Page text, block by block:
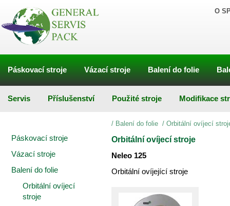
O
Páskovací stroje Vázací stroje Balení do folie
Servis Příslušenství Použité stroje Modifikace
Páskovací stroje
Vázací stroje
Balení do folie
Orbitální ovíjecí
stroje
/ Balení do folie / Orbitální ovíjecí
Orbitální ovíjecí stroje
Neleo 125
Orbitální ovíjející stroje